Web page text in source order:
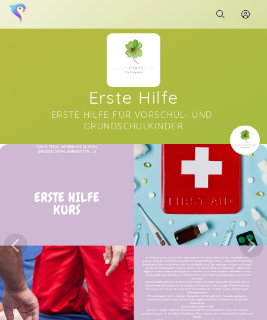
Erste Hilfe
ERSTE HILFE FÜR VORSCHUL- UND
GRUNDSCHULKINDER
Soon you will learn more about me here...